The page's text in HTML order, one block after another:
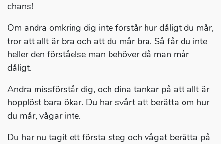
chans!
Om andra omkring dig inte förstår hur dåligt du mår,
tror att allt är bra och att du mår bra. Så får du inte
heller den förståelse man behöver då man mår
dåligt.
Andra missförstår dig, och dina tankar på att allt är
hopplöst bara ökar. Du har svårt att berätta om hur
du mår, vågar inte.
Du har nu tagit ett första steg och vågat berätta på